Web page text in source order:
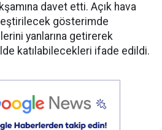
davet etti. Açık hava
gösterimde
yanlarına getirerek
katılabilecekleri ifade edildi.